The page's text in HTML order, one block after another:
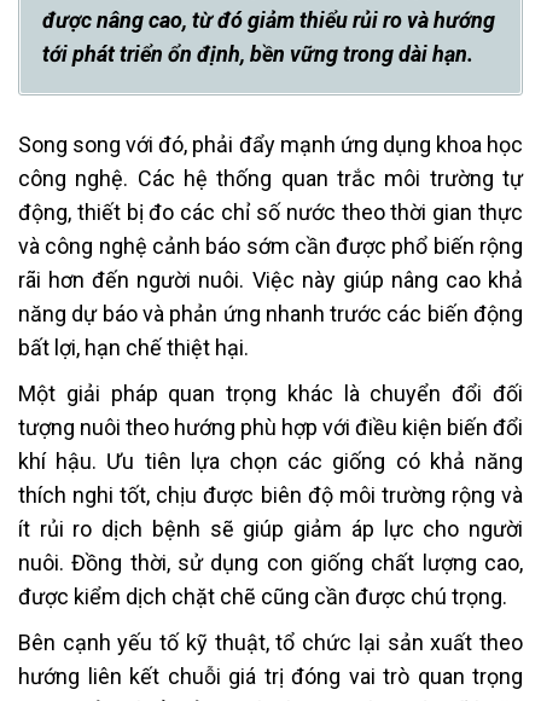
được nâng cao, từ đó giảm thiểu rủi ro và hướng
tới phát triển ổn định, bền vững trong dài hạn.
Song song với đó, phải đẩy mạnh ứng dụng khoa học
công nghệ. Các hệ thống quan trắc môi trường tự
động, thiết bị đo các chỉ số nước theo thời gian thực
và công nghệ cảnh báo sớm cần được phổ biến rộng
rãi hơn đến người nuôi. Việc này giúp nâng cao khả
năng dự báo và phản ứng nhanh trước các biến động
bất lợi, hạn chế thiệt hại.
Một giải pháp quan trọng khác là chuyển đổi đối
tượng nuôi theo hướng phù hợp với điều kiện biến đổi
khí hậu. Ưu tiên lựa chọn các giống có khả năng
thích nghi tốt, chịu được biên độ môi trường rộng và
ít rủi ro dịch bệnh sẽ giúp giảm áp lực cho người
nuôi. Đồng thời, sử dụng con giống chất lượng cao,
được kiểm dịch chặt chẽ cũng cần được chú trọng.
Bên cạnh yếu tố kỹ thuật, tổ chức lại sản xuất theo
hướng liên kết chuỗi giá trị đóng vai trò quan trọng